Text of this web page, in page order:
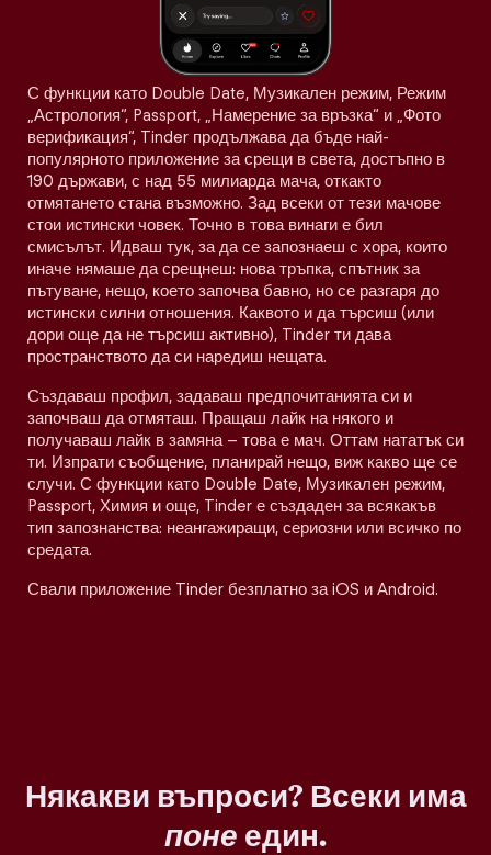
С функции като Double Date, Музикален режим, Режим
„Астрология“, Passport, „Намерение за връзка“ и „Фото
верификация“, Tinder продължава да бъде най-
популярното приложение за срещи в света, достъпно в
190 държави, с над 55 милиарда мача, откакто
отмятането стана възможно. Зад всеки от тези мачове
стои истински човек. Точно в това винаги е бил
смисълът. Идваш тук, за да се запознаеш с хора, които
иначе нямаше да срещнеш: нова тръпка, спътник за
пътуване, нещо, което започва бавно, но се разгаря до
истински силни отношения. Каквото и да търсиш (или
дори още да не търсиш активно), Tinder ти дава
пространството да си наредиш нещата.
Създаваш профил, задаваш предпочитанията си и
започваш да отмяташ. Пращаш лайк на някого и
получаваш лайк в замяна – това е мач. Оттам нататък си
ти. Изпрати съобщение, планирай нещо, виж какво ще се
случи. С функции като Double Date, Музикален режим,
Passport, Химия и още, Tinder е създаден за всякакъв
тип запознанства: неангажиращи, сериозни или всичко по
средата.
Свали приложение Tinder безплатно за iOS и Android.
Някакви въпроси? Всеки има
поне един.